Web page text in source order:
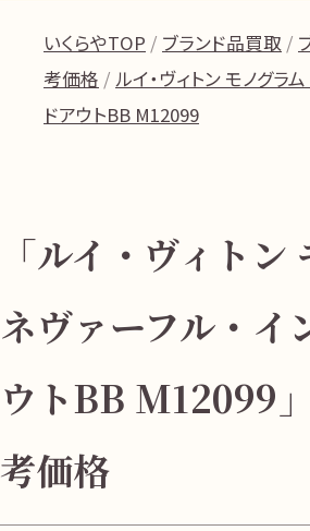
いくらやTOP ブランド品買取
考価格
ルイ・ヴィトン モノグラ
ドアウトBB M12099
「ルイ・ヴィトン
ネヴァーフル・イ
ウトBB M12099
考価格